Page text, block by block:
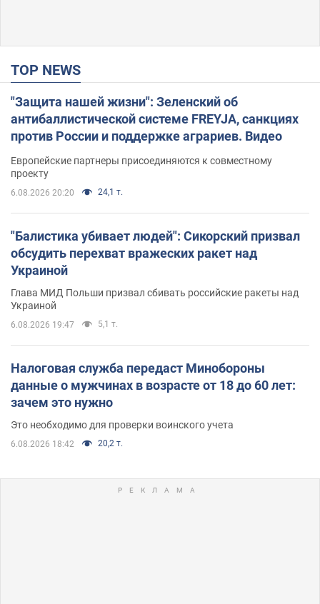
TOP NEWS
"Защита нашей жизни": Зеленский об
антибаллистической системе FREYJA, санкциях
против России и поддержке аграриев. Видео
Европейские партнеры присоединяются к совместному
проекту
6.08.2026 20:20 24,1 т.
"Балистика убивает людей": Сикорский призвал
обсудить перехват вражеских ракет над
Украиной
Глава МИД Польши призвал сбивать российские ракеты над
Украиной
6.08.2026 19:47 5,1 т.
Налоговая служба передаст Минобороны
данные о мужчинах в возрасте от 18 до 60 лет:
зачем это нужно
Это необходимо для проверки воинского учета
6.08.2026 18:42 20,2 т.